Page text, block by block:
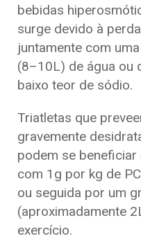
bebidas
surge devido à
juntamente com
(8–10L) de água ou
baixo teor de sódio.
Triatletas que
gravemente
podem se
com 1g por kg de
ou seguida por um
(aproximadamente
exercício.